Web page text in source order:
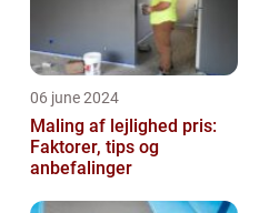
06 june 2024
Maling af lejlighed pris:
Faktorer, tips og
anbefalinger